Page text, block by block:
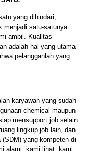
yang dihindari,
menjadi satu-satunya
ambil. Kualitas
adalah hal yang utama
pelangganlah yang
karyawan yang sudah
chemical maupun
mensupport job selain
lingkup job lain, dan
yang kompeten di
alami, kami lihat, kami